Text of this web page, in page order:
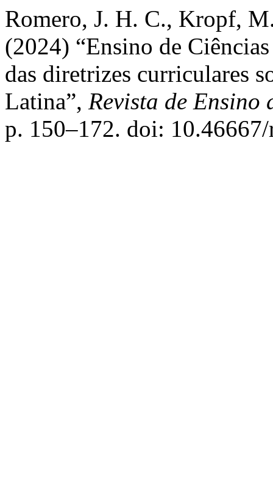
Romero, J. H. C., Kropf,
(2024) “Ensino de
das diretrizes curriculares
Latina”, Revista de
p. 150–172. doi: